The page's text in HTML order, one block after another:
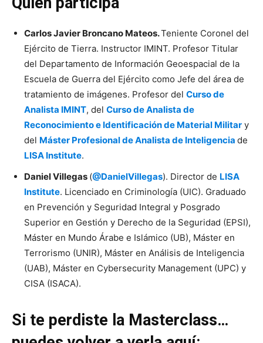
Carlos Javier Broncano Mateos.Teniente Coronel del
Ejército de Tierra. Instructor IMINT. Profesor Titular
del Departamento de Información Geoespacial de la
Escuela de Guerra del Ejército como Jefe del área de
tratamiento de imágenes. Profesor del Curso de
Analista IMINT, del Curso de Analista de
Reconocimiento e Identificación de Material Militar y
del Máster Profesional de Analista de Inteligencia de
LISA Institute.
Daniel Villegas (@DanielVillegas). Director de LISA
Institute. Licenciado en Criminología (UIC). Graduado
en Prevención y Seguridad Integral y Posgrado
Superior en Gestión y Derecho de la Seguridad (EPSI),
Máster en Mundo Árabe e Islámico (UB), Máster en
Terrorismo (UNIR), Máster en Análisis de Inteligencia
(UAB), Máster en Cybersecurity Management (UPC) y
CISA (ISACA).
Si te perdiste la Masterclass…